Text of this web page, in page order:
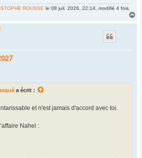
ROUSSE le 08 juil. 2026, 22:14, modifié 4 fois.
a écrit :
et n'est jamais d'accord avec toi.
Nahel :